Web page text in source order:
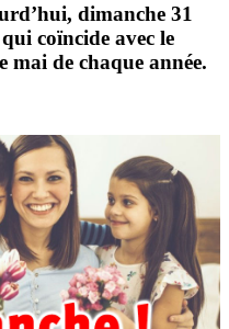
dimanche 31
coïncide avec le
mai de chaque année.